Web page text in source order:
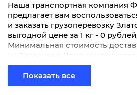
Наша транспортная компания
предлагает вам
и заказать грузоперевозку
выгодной цене за 1 кг - 0
Минимальная стоимость
из Златоуст в Донецк
вы хотите отправить свой груз
готовому маршруту в Донецк и
вопросы, свяжитесь с нашим
Показать все